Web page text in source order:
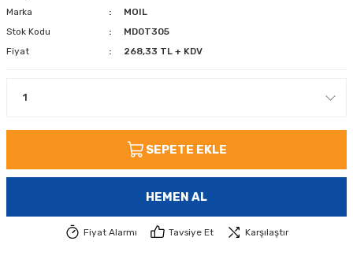
Marka
MOIL
Stok Kodu
MD0T305
Fiyat
268,33 TL + KDV
SEPETE EKLE
HEMEN AL
Fiyat Alarmı Tavsiye Et Karşılaştır